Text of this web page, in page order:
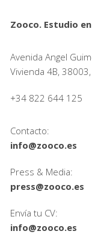
Zooco. Estudio
Avenida Angel
Vivienda 4B,
+34 822 644 125
Contacto:
info@zooco.es
Press & Media:
press@zooco.es
Envía tu CV:
info@zooco.es